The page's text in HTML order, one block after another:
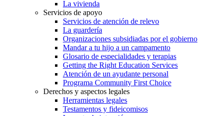
La vivienda
Servicios de apoyo
Servicios de atención de relevo
La guardería
Organizaciones subsidiadas por el gobierno
Mandar a tu hijo a un campamento
Glosario de especialidades y terapias
Getting the Right Education Services
Atención de un ayudante personal
Programa Community First Choice
Derechos y aspectos legales
Herramientas legales
Testamentos y fideicomisos